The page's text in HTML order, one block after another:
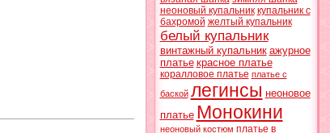
неоновый купальник купальник с
бахромой желтый купальник
белый купальник
винтажный купальник ажурное
платье красное платье
коралловое платье платье с
баской легинсы неоновое
платье Монокини
неоновый костюм платье в